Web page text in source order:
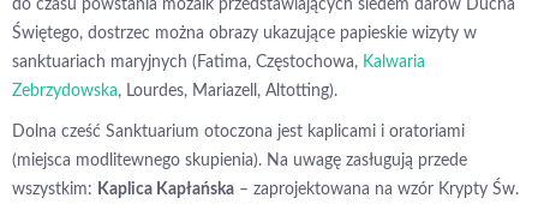
do czasu powstania mozaik przedstawiających siedem darów Ducha
Świętego, dostrzec można obrazy ukazujące papieskie wizyty w
sanktuariach maryjnych (Fatima, Częstochowa, Kalwaria
Zebrzydowska, Lourdes, Mariazell, Altotting).
Dolna cześć Sanktuarium otoczona jest kaplicami i oratoriami
(miejsca modlitewnego skupienia). Na uwagę zasługują przede
wszystkim: Kaplica Kapłańska – zaprojektowana na wzór Krypty Św.